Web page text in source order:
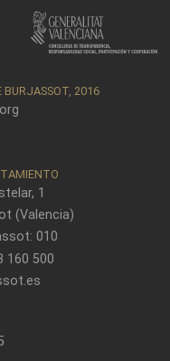
2016
1
(Valencia)
010
160 500